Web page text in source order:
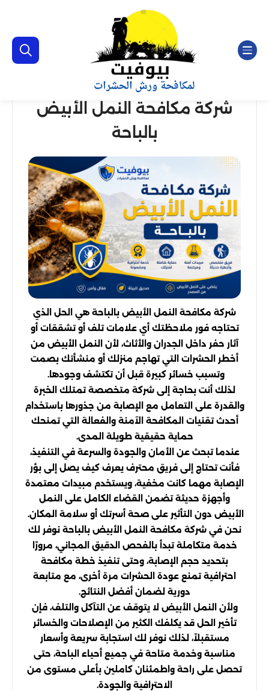
شركة مكافحة النمل الأبيض
بالباحة
شركة مكافحة النمل الأبيض بالباحة هي الحل الذي
تحتاجه فور ملاحظتك أي علامات تلف أو تشققات أو
آثار حفر داخل الجدران والأثاث، لأن النمل الأبيض من
أخطر الحشرات التي تهاجم منزلك أو منشأتك بصمت
وتسبب خسائر كبيرة قبل أن تكتشف وجودها.
لذلك أنت بحاجة إلى شركة متخصصة تمتلك الخبرة
والقدرة على التعامل مع الإصابة من جذورها باستخدام
أحدث تقنيات المكافحة الآمنة والفعالة التي تمنحك
حماية حقيقية طويلة المدى.
عندما تبحث عن الأمان والجودة والسرعة في التنفيذ،
فأنت تحتاج إلى فريق محترف يعرف كيف يصل إلى بؤر
الإصابة مهما كانت مخفية، ويستخدم مبيدات معتمدة
وأجهزة حديثة تضمن القضاء الكامل على النمل
الأبيض دون التأثير على صحة أسرتك أو سلامة المكان.
نحن في شركة مكافحة النمل الأبيض بالباحة نوفر لك
خدمة متكاملة تبدأ بالفحص الدقيق المجاني، مرورًا
بتحديد حجم الإصابة، وحتى تنفيذ خطة مكافحة
احترافية تمنع عودة الحشرات مرة أخرى، مع متابعة
دورية لضمان أفضل النتائج.
ولأن النمل الأبيض لا يتوقف عن التآكل والتلف، فإن
تأخير الحل قد يكلفك الكثير من الإصلاحات والخسائر
مستقبلاً، لذلك نوفر لك استجابة سريعة وأسعار
مناسبة وخدمة متاحة في جميع أحياء الباحة، حتى
تحصل على راحة واطمئنان كاملين بأعلى مستوى من
الاحترافية والجودة.